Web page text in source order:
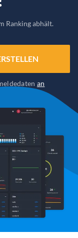
Ranking abhält.
an